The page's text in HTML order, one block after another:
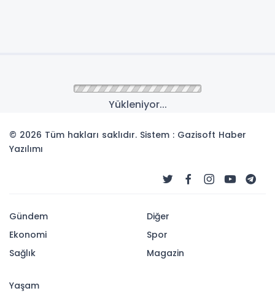
Yükleniyor...
© 2026 Tüm hakları saklıdır. Sistem : Gazisoft Haber
Yazılımı
Gündem
Ekonomi
Sağlık
Diğer
Spor
Magazin
Yaşam